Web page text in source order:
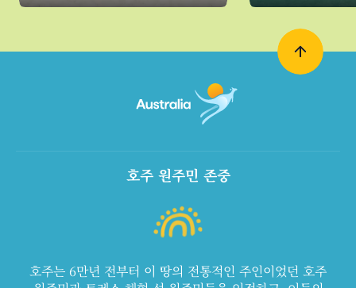
호주 원주민 존중
호주는 6만년 전부터 이 땅의 전통적인 주인이었던 호주